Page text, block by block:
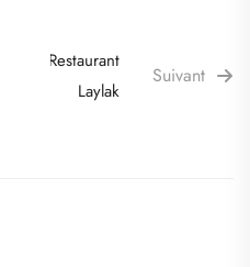
Suivant
Restaurant
Laylak